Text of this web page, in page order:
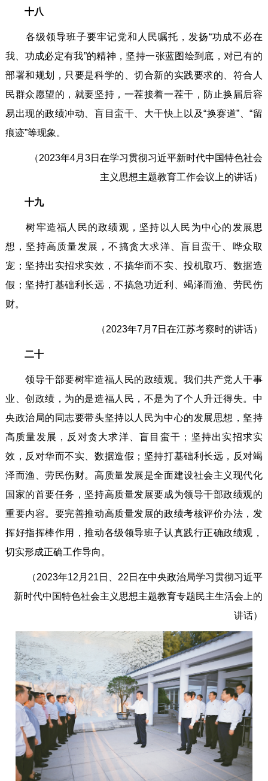
十八
各级领导班子要牢记党和人民嘱托，发扬“功成不必在
我、功成必定有我”的精神，坚持一张蓝图绘到底，对已有的
部署和规划，只要是科学的、切合新的实践要求的、符合人
民群众愿望的，就要坚持，一茬接着一茬干，防止换届后容
易出现的政绩冲动、盲目蛮干、大干快上以及“换赛道”、“留
痕迹”等现象。
（2023年4月3日在学习贯彻习近平新时代中国特色社会
主义思想主题教育工作会议上的讲话）
十九
树牢造福人民的政绩观，坚持以人民为中心的发展思
想，坚持高质量发展，不搞贪大求洋、盲目蛮干、哗众取
宠；坚持出实招求实效，不搞华而不实、投机取巧、数据造
假；坚持打基础利长远，不搞急功近利、竭泽而渔、劳民伤
财。
（2023年7月7日在江苏考察时的讲话）
二十
领导干部要树牢造福人民的政绩观。我们共产党人干事
业、创政绩，为的是造福人民，不是为了个人升迁得失。中
央政治局的同志要带头坚持以人民为中心的发展思想，坚持
高质量发展，反对贪大求洋、盲目蛮干；坚持出实招求实
效，反对华而不实、数据造假；坚持打基础利长远，反对竭
泽而渔、劳民伤财。高质量发展是全面建设社会主义现代化
国家的首要任务，坚持高质量发展要成为领导干部政绩观的
重要内容。要完善推动高质量发展的政绩考核评价办法，发
挥好指挥棒作用，推动各级领导班子认真践行正确政绩观，
切实形成正确工作导向。
（2023年12月21日、22日在中央政治局学习贯彻习近平
新时代中国特色社会主义思想主题教育专题民主生活会上的
讲话）